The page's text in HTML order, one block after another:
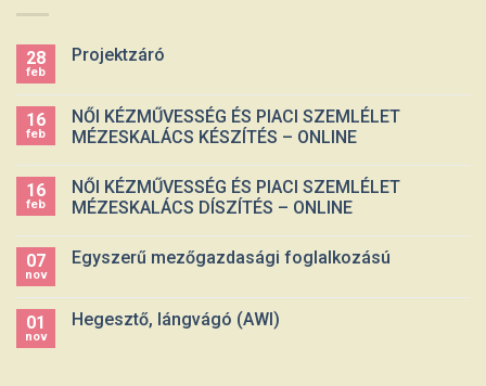
28
feb
Projektzáró
16
feb
NŐI KÉZMŰVESSÉG ÉS PIACI SZEMLÉLET
MÉZESKALÁCS KÉSZÍTÉS – ONLINE
16
feb
NŐI KÉZMŰVESSÉG ÉS PIACI SZEMLÉLET
MÉZESKALÁCS DÍSZÍTÉS – ONLINE
07
nov
Egyszerű mezőgazdasági foglalkozású
01
nov
Hegesztő, lángvágó (AWI)